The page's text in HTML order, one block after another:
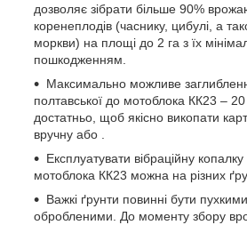
дозволяє зібрати більше 90%
коренеплодів (часнику, цибулі, а
моркви) на площі до 2 га з їх
пошкодженням.
Максимально можливе
полтавської до мотоблока КК23 –
достатньо, щоб якісно викопати
вручну або .
Експлуатувати вібраційну
мотоблока КК23 можна на різних
Важкі ґрунти повинні бути
обробленими. До моменту збору